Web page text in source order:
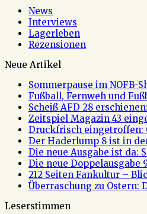
News
Interviews
Lagerleben
Rezensionen
Neue Artikel
Sommerpause im NOFB-
Fußball, Fernweh und
Scheiß AFD 28
Zeitspiel Magazin 43
Druckfrisch eingetroffen:
Der Haderlump 8 ist in
Die neue Ausgabe ist da:
Die neue
212 Seiten Fankultur –
Überraschung zu Ostern:
Leserstimmen